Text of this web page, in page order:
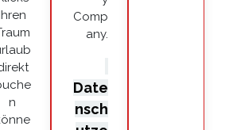
n
Comp
any.
Date
nsch